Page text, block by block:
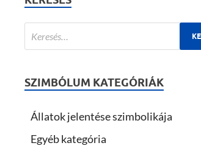
SZIMBÓLUM KATEGÓRIÁK
Állatok jelentése szimbolikája
Egyéb kategória